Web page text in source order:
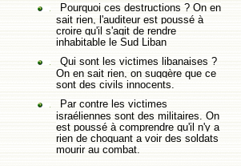
Pourquoi ces destructions ? On en
sait rien, l'auditeur est poussé à
croire qu'il s'agit de rendre
inhabitable le Sud Liban
Qui sont les victimes libanaises ?
On en sait rien, on suggère que ce
sont des civils innocents.
Par contre les victimes
israéliennes sont des militaires. On
est poussé à comprendre qu'il n'y a
rien de choquant a voir des soldats
mourir au combat.